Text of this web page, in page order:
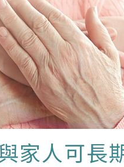
與家人可長